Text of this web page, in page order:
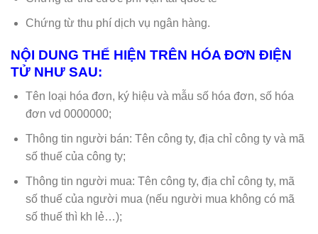
Chứng từ thu phí dịch vụ ngân hàng.
NỘI DUNG THỂ HIỆN TRÊN HÓA ĐƠN ĐIỆN
TỬ NHƯ SAU:
Tên loại hóa đơn, ký hiệu và mẫu số hóa đơn, số hóa
đơn vd 0000000;
Thông tin người bán: Tên công ty, địa chỉ công ty và mã
số thuế của công ty;
Thông tin người mua: Tên công ty, địa chỉ công ty, mã
số thuế của người mua (nếu người mua không có mã
số thuế thì kh lẻ…);